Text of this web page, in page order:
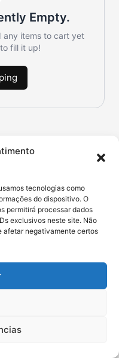
tecnologias como
do dispositivo. O
permitirá processar dados
exclusivos neste site. Não
afetar negativamente certos
Empty.
any items to cart yet
fill it up!